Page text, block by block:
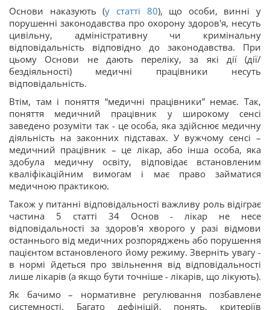
Основи наказують (у статті 80), що особи, винні у
порушенні законодавства про охорону здоров'я, несуть
цивільну, адміністративну чи кримінальну
відповідальність відповідно до законодавства. При
цьому Основи не дають переліку, за які дії (дії/
бездіяльності) медичні працівники несуть
відповідальність.
Втім, там і поняття “медичні працівники” немає. Так,
поняття медичний працівник у широкому сенсі
заведено розуміти так - це особа, яка здійснює медичну
діяльність на законних підставах. У вужчому сенсі –
медичний працівник – це лікар, або інша особа, яка
здобула медичну освіту, відповідає встановленим
кваліфікаційним вимогам і має право займатися
медичною практикою.
Також у питанні відповідальності важливу роль відіграє
частина 5 статті 34 Основ - лікар не несе
відповідальності за здоров'я хворого у разі відмови
останнього від медичних розпоряджень або порушення
пацієнтом встановленого йому режиму. Зверніть увагу -
в нормі йдеться про звільнення від відповідальності
лише лікарів (а якщо бути точніше - лікарів, що лікують).
Як бачимо – нормативне регулювання позбавлене
системності. Багато дефініцій, понять, критеріїв